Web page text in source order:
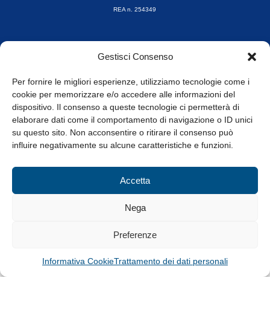
Gestisci Consenso
Per fornire le migliori esperienze, utilizziamo tecnologie come i
cookie per memorizzare e/o accedere alle informazioni del
dispositivo. Il consenso a queste tecnologie ci permetterà di
elaborare dati come il comportamento di navigazione o ID unici
su questo sito. Non acconsentire o ritirare il consenso può
influire negativamente su alcune caratteristiche e funzioni.
Accetta
Nega
Preferenze
Informativa CookieTrattamento dei dati personali
REA n. 254349
Orari di apertura
8.30-13.00 / 14.00-17.30
Whistleblowing
© Tutti i diritti riservati
Privacy Policy e Cookie|Informativa Cookie